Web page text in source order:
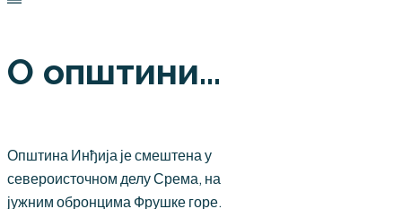
О општини...
Општина Инђија је смештена у
североисточном делу Срема, на
јужним обронцима Фрушке горе.